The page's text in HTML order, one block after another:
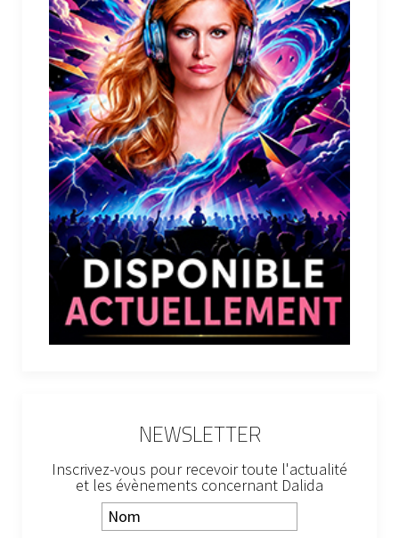
NEWSLETTER
Inscrivez-vous pour recevoir toute l'actualité
et les évènements concernant Dalida